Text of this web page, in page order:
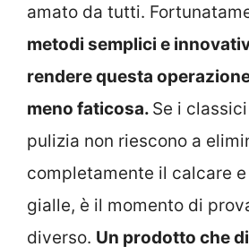
amato da tutti.
metodi semplici e
rendere questa
meno faticosa. Se i
pulizia non riescono a
completamente il calcare
gialle, è il momento di
diverso. Un prodotto che